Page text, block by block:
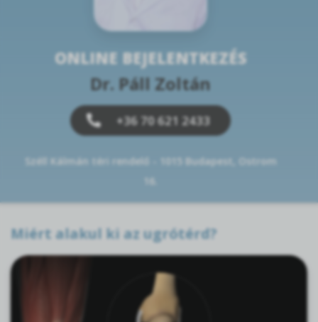
ONLINE BEJELENTKEZÉS
Dr. Páll Zoltán
+36 70 621 2433
Széll Kálmán téri rendelő - 1015 Budapest, Ostrom
16.
Miért alakul ki az ugrótérd?